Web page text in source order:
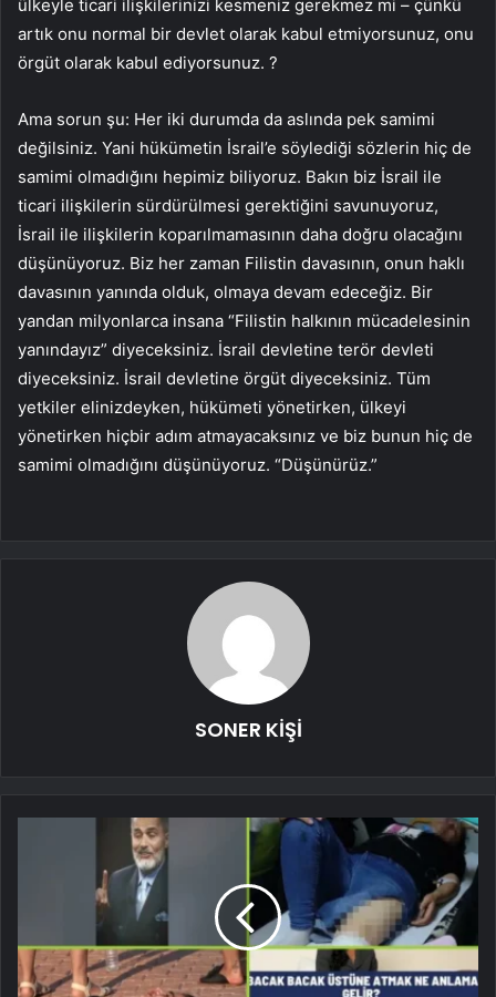
ülkeyle ticari ilişkilerinizi kesmeniz gerekmez mi – çünkü
artık onu normal bir devlet olarak kabul etmiyorsunuz, onu
örgüt olarak kabul ediyorsunuz. ?
Ama sorun şu: Her iki durumda da aslında pek samimi
değilsiniz. Yani hükümetin İsrail’e söylediği sözlerin hiç de
samimi olmadığını hepimiz biliyoruz. Bakın biz İsrail ile
ticari ilişkilerin sürdürülmesi gerektiğini savunuyoruz,
İsrail ile ilişkilerin koparılmamasının daha doğru olacağını
düşünüyoruz. Biz her zaman Filistin davasının, onun haklı
davasının yanında olduk, olmaya devam edeceğiz. Bir
yandan milyonlarca insana “Filistin halkının mücadelesinin
yanındayız” diyeceksiniz. İsrail devletine terör devleti
diyeceksiniz. İsrail devletine örgüt diyeceksiniz. Tüm
yetkiler elinizdeyken, hükümeti yönetirken, ülkeyi
yönetirken hiçbir adım atmayacaksınız ve biz bunun hiç de
samimi olmadığını düşünüyoruz. “Düşünürüz.”
SONER KİŞİ